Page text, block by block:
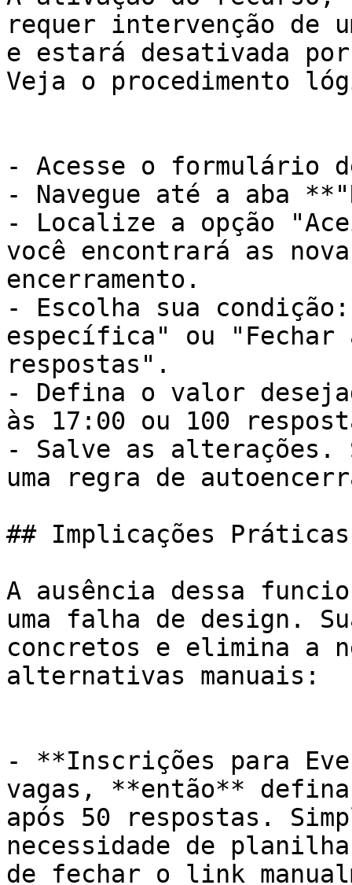
requer intervenção de
e estará desativada
Veja o procedimento
- Acesse o formulário
- Navegue até a aba
- Localize a opção
você encontrará as
encerramento.
- Escolha sua
específica" ou "Fechar
respostas".
- Defina o valor
às 17:00 ou 100
- Salve as alterações.
uma regra de
## Implicações
A ausência dessa
uma falha de design.
concretos e elimina a
alternativas manuais:
- **Inscrições para
vagas, **então**
após 50 respostas.
necessidade de
de fechar o link